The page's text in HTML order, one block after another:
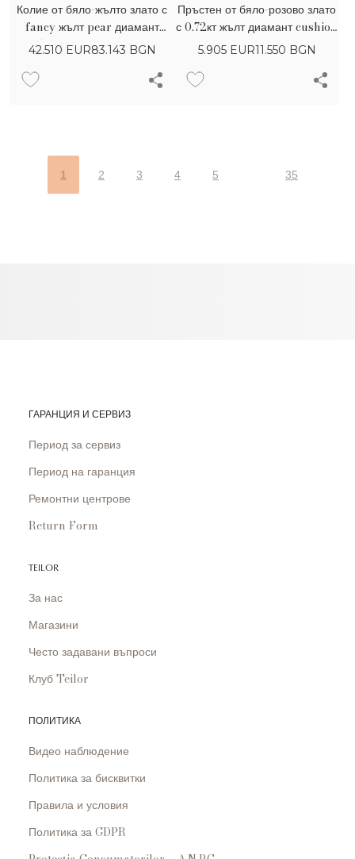
Колие от бяло-жълто злато с
fancy жълт pear диамант
0.25кт и жълти и прозрачни
42.510 EUR83.143 BGN
Пръстен от бяло-розово злато
с 0.72кт жълт диамант cushion
и 0.54кт розови и безцветни
5.905 EUR11.550 BGN
1 2 3 4 5 35
ГАРАНЦИЯ И СЕРВИЗ
Период за сервиз
Период на гаранция
Ремонтни центрове
Return Form
TEILOR
За нас
Магазини
Често задавани въпроси
Клуб Teilor
ПОЛИТИКА
Видео наблюдение
Политика за бисквитки
Правила и условия
Политика за GDPR